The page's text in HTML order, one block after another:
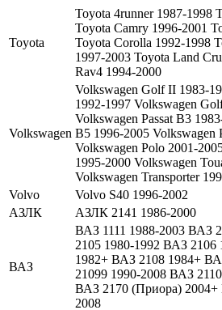
ВАЗ
ВАЗ 1111 1988-2003 ВАЗ
2105 1980-1992 ВАЗ 2106
1982+ ВАЗ 2108 1984+
21099 1990-2008 ВАЗ
ВАЗ 2170 (Приора) 2004+
Волга 31105 2004-2009
1996-2004 ГАЗ 31105
Иж 2126
1991-2004
1991-2005
УАЗ 3151 1985-2008 УАЗ
УАЗ 3160 1999+ УАЗ 3163
Демонтаж и разборка